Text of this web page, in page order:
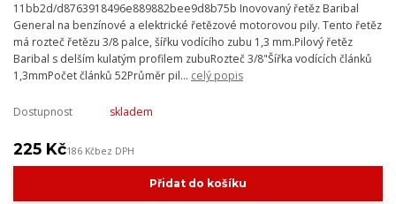
11bb2d/d8763918496e889882bee9d8b75b Inovovaný řetěz Baribal
General na benzínové a elektrické řetězové motorovou pily. Tento řetěz
má rozteč řetězu 3/8 palce, šířku vodícího zubu 1,3 mm.Pilový řetěz
Baribal s delším kulatým profilem zubuRozteč 3/8"Šířka vodících článků
1,3mmPočet článků 52Průměr pil... celý popis
Dostupnost skladem
225 Kč186 Kčbez DPH
Přidat do košíku